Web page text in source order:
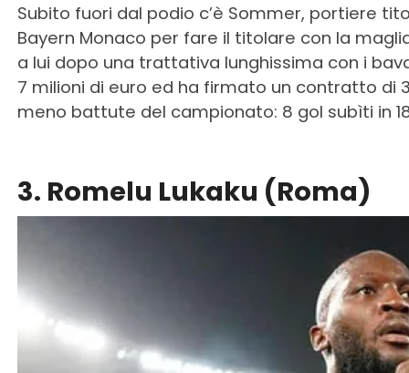
Subito fuori dal podio c’è Sommer, portiere
Bayern Monaco per fare il titolare con la
a lui dopo una trattativa lunghissima con i
7 milioni di euro ed ha firmato un contratto di
meno battute del campionato: 8 gol subìti in
3. Romelu Lukaku (Roma)